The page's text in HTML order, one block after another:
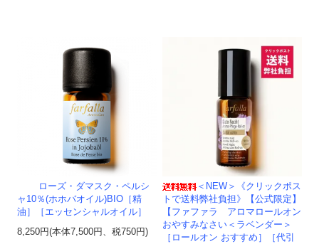
ローズ・ダマスク・ペルシ
ャ10％(ホホバオイル)BIO［精
油］［エッセンシャルオイル］
8,250円(本体7,500円、税750円)
＜NEW＞《クリックポス
トで送料弊社負担》【公式限定】
【ファファラ アロマロールオン
おやすみなさい＜ラベンダー＞
［ロールオン おすすめ］［代引